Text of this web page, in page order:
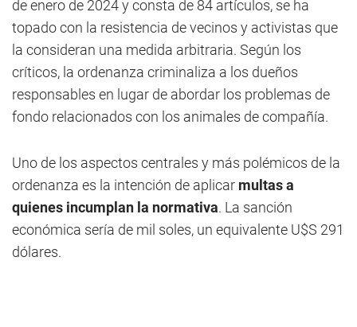
de enero de 2024 y consta de 84 artículos, se ha
topado con la resistencia de vecinos y activistas que
la consideran una medida arbitraria. Según los
críticos, la ordenanza criminaliza a los dueños
responsables en lugar de abordar los problemas de
fondo relacionados con los animales de compañía.
Uno de los aspectos centrales y más polémicos de la
ordenanza es la intención de aplicar multas a
quienes incumplan la normativa. La sanción
económica sería de mil soles, un equivalente U$S 291
dólares.